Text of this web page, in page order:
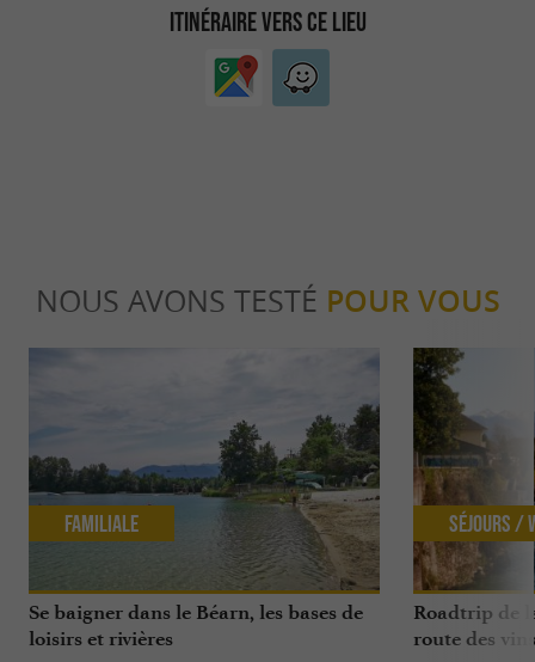
ITINÉRAIRE VERS CE LIEU
NOUS AVONS TESTÉ POUR VOUS
Se baigner dans le Béarn, les bases de
loisirs et rivières
Familiale
Roadtrip de
route des
Séjours /